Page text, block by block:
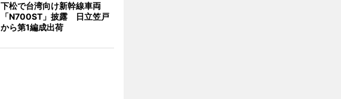
下松で台湾向け新幹線車両
「N700ST」披露 日立笠戸
から第1編成出荷